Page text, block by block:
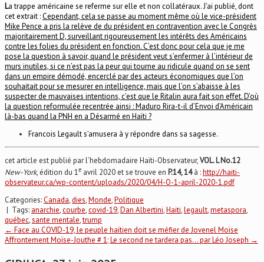
La trappe américaine se referme sur elle et non collatéraux. J’ai publié, dont
cet extrait :Cependant, cela se passe au moment même où le vice-président
Mike Pence a pris la relève de du président en contravention avec le Congrès
majoritairement D, surveillant rigoureusement les intérêts des Américains
contre les folies du président en fonction. C’est donc pour cela que je me
pose la question à savoir, quand le président veut s’enfermer à l’intérieur de
murs inutiles, si ce n’est pas la peur qui tourne au ridicule quand on se sent
dans un empire démodé, encerclé par des acteurs économiques que l’on
souhaitait pour se mesurer en intelligence, mais que l’on s’abaisse à les
suspecter de mauvaises intentions, c’est que le Ritalin aura fait son effet. D’où
la question reformulée recentrée ainsi : Maduro Rira-t-il d’Envoi d’Américain
là-bas quand la PNH en a Désarmé en Haïti ?
Francois Legault s’amusera à y répondre dans sa sagesse.
cet article est publié par l’hebdomadaire Haïti-Observateur,VOL. L No.12
New-York, édition du 1e avril 2020 et se trouve en P.14, 14à :http://haiti-
observateur.ca/wp-content/uploads/2020/04/H-O-1-april-2020-1.pdf
Categories:Canada,dies,Monde,Politique
| Tags: anarchie,courbe,covid-19,Dan Albertini,Haiti,legault,metaspora,
québec,sante mentale,trump
Post
← Face au COVID-19, le peuple haïtien doit se méfier de Jovenel Moïse
Affrontement Moïse-Jouthe # 1; Le second ne tardera pas… par Léo Joseph →